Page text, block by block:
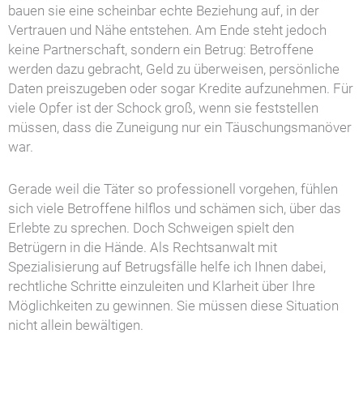
bauen sie eine scheinbar echte Beziehung auf, in der
Vertrauen und Nähe entstehen. Am Ende steht jedoch
keine Partnerschaft, sondern ein Betrug: Betroffene
werden dazu gebracht, Geld zu überweisen, persönliche
Daten preiszugeben oder sogar Kredite aufzunehmen. Für
viele Opfer ist der Schock groß, wenn sie feststellen
müssen, dass die Zuneigung nur ein Täuschungsmanöver
war.
Gerade weil die Täter so professionell vorgehen, fühlen
sich viele Betroffene hilflos und schämen sich, über das
Erlebte zu sprechen. Doch Schweigen spielt den
Betrügern in die Hände. Als Rechtsanwalt mit
Spezialisierung auf Betrugsfälle helfe ich Ihnen dabei,
rechtliche Schritte einzuleiten und Klarheit über Ihre
Möglichkeiten zu gewinnen. Sie müssen diese Situation
nicht allein bewältigen.